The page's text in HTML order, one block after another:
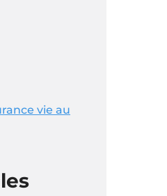
vie au